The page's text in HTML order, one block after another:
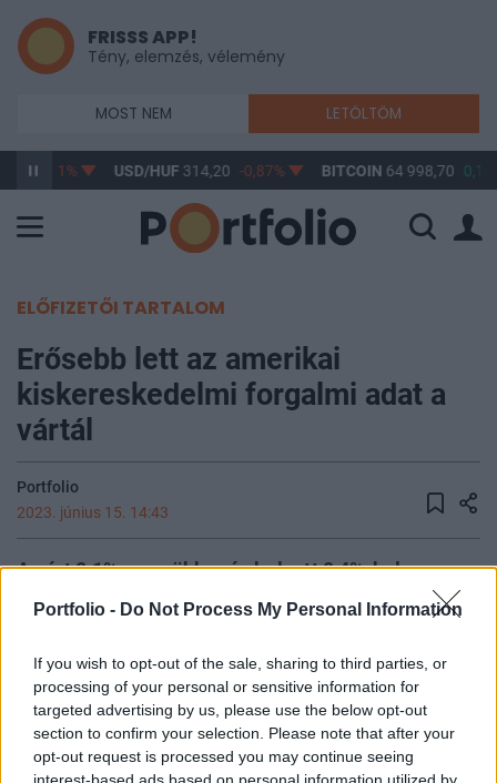
Portfolio - Do Not Process My Personal Information
If you wish to opt-out of the sale, sharing to third parties, or
processing of your personal or sensitive information for
targeted advertising by us, please use the below opt-out
section to confirm your selection. Please note that after your
opt-out request is processed you may continue seeing
interest-based ads based on personal information utilized by
FRISSS APP!
Tény, elemzés, vélemény
MOST NEM LETÖLTÖM
-0,61% USD/HUF 314,20 -0,87% BITCOIN 64 998,70
ELŐFIZETŐI TARTALOM
Erősebb lett az amerikai
kiskereskedelmi forgalmi adat a
vártál
Portfolio
2023. június 15. 14:43
A várt 0,1%-os csökkenés helyett 0,4%-kal
emelkedett májusban az amerikai
kereskedelmi tárca. Közben a heti friss
segélykérelmi adat a várt 249 ezer fő helyett 262
ezer fő lett, ami stagnálást jelent az előző heti
adathoz képest.